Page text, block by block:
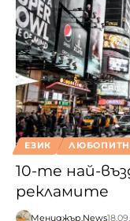
ЕЗИК
10-те най-
рекламите
Мениджър.News